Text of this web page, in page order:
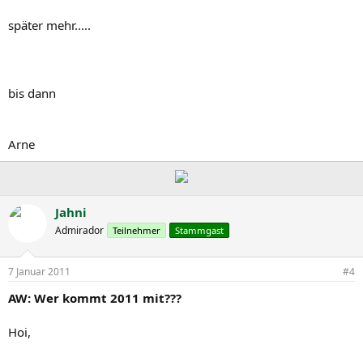
später mehr.....
bis dann
Arne
Jahni
Admirador Teilnehmer Stammgast
7 Januar 2011 #4
AW: Wer kommt 2011 mit???
Hoi,